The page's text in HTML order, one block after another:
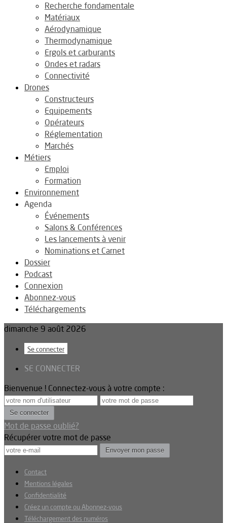
Recherche fondamentale
Matériaux
Aérodynamique
Thermodynamique
Ergols et carburants
Ondes et radars
Connectivité
Drones
Constructeurs
Equipements
Opérateurs
Réglementation
Marchés
Métiers
Emploi
Formation
Environnement
Agenda
Événements
Salons & Conférences
Les lancements à venir
Nominations et Carnet
Dossier
Podcast
Connexion
Abonnez-vous
Téléchargements
dimanche 9 août 2026
Se connecter
SE CONNECTER
Bienvenue ! Connectez-vous à votre compte :
Mot de passe oublié?
Récupérer votre mot de passe
Contact
Mentions légales
Confidentialité
Créez un compte ou Abonnez-vous
Téléchargement des numéros